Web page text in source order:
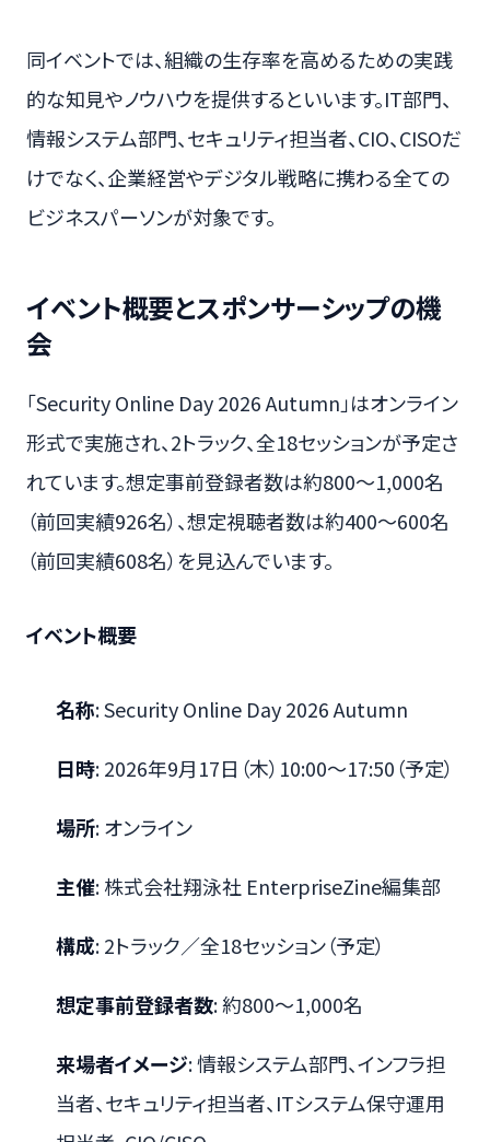
同イベントでは、組織の生存率を高めるための実践
的な知見やノウハウを提供するといいます。IT部門、
情報システム部門、セキュリティ担当者、CIO、CISOだ
けでなく、企業経営やデジタル戦略に携わる全ての
ビジネスパーソンが対象です。
イベント概要とスポンサーシップの機
会
「Security Online Day 2026 Autumn」はオンライン
形式で実施され、2トラック、全18セッションが予定さ
れています。想定事前登録者数は約800～1,000名
（前回実績926名）、想定視聴者数は約400～600名
（前回実績608名）を見込んでいます。
イベント概要
名称: Security Online Day 2026 Autumn
日時: 2026年9月17日（木）10:00～17:50（予定）
場所: オンライン
主催: 株式会社翔泳社 EnterpriseZine編集部
構成: 2トラック／全18セッション（予定）
想定事前登録者数: 約800～1,000名
来場者イメージ: 情報システム部門、インフラ担
当者、セキュリティ担当者、ITシステム保守運用